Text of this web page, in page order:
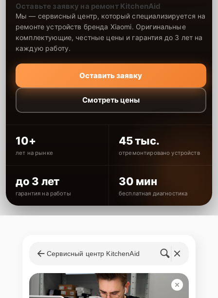
Оставьте заявку на ремонт KitchenAid
Мы — сервисный центр, который специализируется на
ремонте устройств бренда Xiaomi. Оригинальные
комплектующие, честные цены и гарантия до 3 лет на
каждую работу.
Оставить заявку
Смотреть цены
10+
лет на рынке
45 тыс.
отремонтировано устройств
до 3 лет
гарантия на работы
30 мин
бесплатная диагностика
Сервисный центр KitchenAid